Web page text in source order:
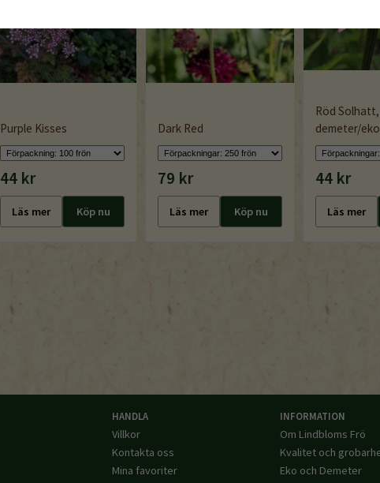
Purple Kisses
44 kr
Läs mer Köp nu
Dark Red
79 kr
Läs mer Köp nu
Röd Solhatt,
demeter/
44 kr
Läs mer
HANDLA
Villkor
Kontakta oss
Mina favoriter
INFORMATION
Om Lindbloms Frö
Kvalitet och
Eko och Demeter